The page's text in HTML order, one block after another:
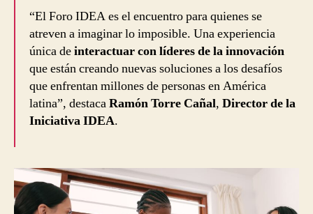
“El Foro IDEA es el encuentro para quienes se
atreven a imaginar lo imposible. Una experiencia
única deinteractuar con líderesde la innovación
que están creando nuevas soluciones a los desafíos
que enfrentan millones de personas en América
latina”, destacaRamón Torre Cañal, Director de la
Iniciativa IDEA.